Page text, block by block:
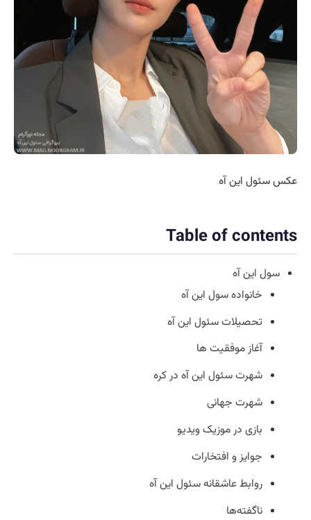
عکس سئول این آه
Table of contents
سول این آه
خانواده سول این آه
تحصیلات سئول این آه
آغاز موفقیت ها
شهرت سئول این آه در کره
شهرت جهانی
بازی در موزیک ویدیو
جوایز و افتخارات
روابط عاشقانه سئول این آه
ناگفته‌ها